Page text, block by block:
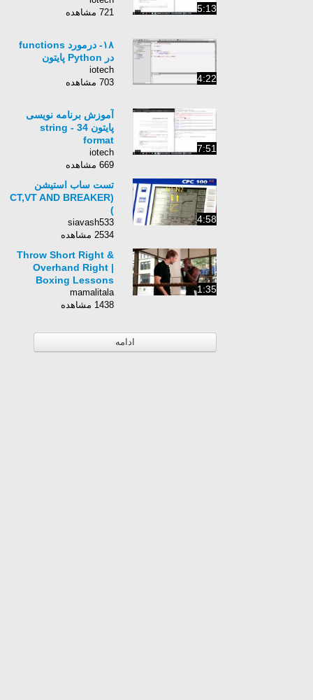
5:13
721 مشاهده
4:22
۱۸- ‌درمورد functions
در Python پایتون
iotech
703 مشاهده
7:51
آموزش برنامه نویسی
پایتون 34 - string
format
iotech
669 مشاهده
4:58
تست ساب استیشن
(CT,VT AND BREAKER
)
siavash533
2534 مشاهده
1:35
Throw Short Right &
Overhand Right |
Boxing Lessons
mamalitala
1438 مشاهده
ادامه